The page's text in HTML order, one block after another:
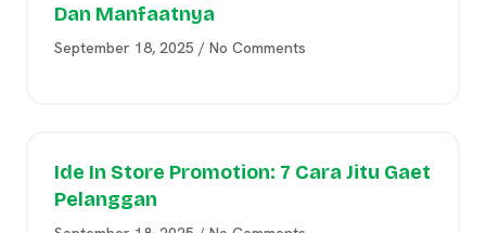
Dan Manfaatnya
September 18, 2025 No Comments
Ide In Store Promotion: 7 Cara Jitu Gaet
Pelanggan